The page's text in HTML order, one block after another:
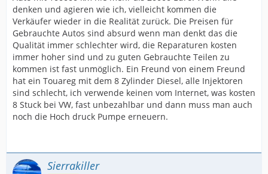
denken und agieren wie ich, vielleicht kommen die
Verkäufer wieder in die Realität zurück. Die Preisen für
Gebrauchte Autos sind absurd wenn man denkt das die
Qualität immer schlechter wird, die Reparaturen kosten
immer hoher sind und zu guten Gebrauchte Teilen zu
kommen ist fast unmöglich. Ein Freund von einem Freund
hat ein Touareg mit dem 8 Zylinder Diesel, alle Injektoren
sind schlecht, ich verwende keinen vom Internet, was kosten
8 Stuck bei VW, fast unbezahlbar und dann muss man auch
noch die Hoch druck Pumpe erneuern.
Sierrakiller